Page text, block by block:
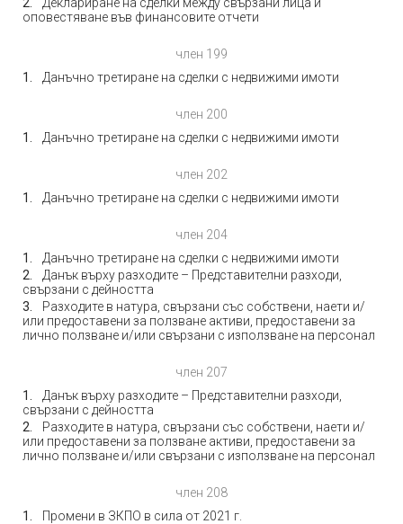
оповестяване във финансовите отчети
член 199
Данъчно третиране на сделки с недвижими имоти
член 200
Данъчно третиране на сделки с недвижими имоти
член 202
Данъчно третиране на сделки с недвижими имоти
член 204
Данъчно третиране на сделки с недвижими имоти
Данък върху разходите – Представителни разходи,
свързани с дейността
Разходите в натура, свързани със собствени, наети и/
или предоставени за ползване активи, предоставени за
лично ползване и/или свързани с използване на персонал
член 207
Данък върху разходите – Представителни разходи,
свързани с дейността
Разходите в натура, свързани със собствени, наети и/
или предоставени за ползване активи, предоставени за
лично ползване и/или свързани с използване на персонал
член 208
Промени в ЗКПО в сила от 2021 г.